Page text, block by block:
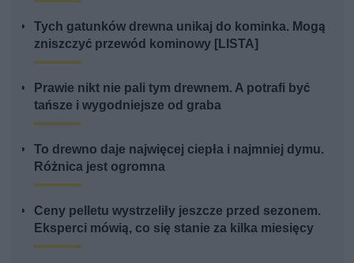
Tych gatunków drewna unikaj do kominka. Mogą
zniszczyć przewód kominowy [LISTA]
Prawie nikt nie pali tym drewnem. A potrafi być
tańsze i wygodniejsze od graba
To drewno daje najwięcej ciepła i najmniej dymu.
Różnica jest ogromna
Ceny pelletu wystrzeliły jeszcze przed sezonem.
Eksperci mówią, co się stanie za kilka miesięcy